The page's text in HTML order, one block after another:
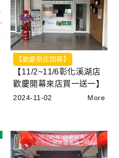
【歡慶新店開幕】
【11/2~11/6彰化溪湖店
歡慶開幕來店買一送一】
2024-11-02 More